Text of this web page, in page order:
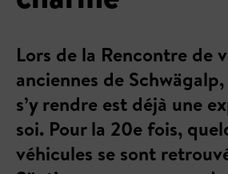
Lors de la Rencontre de
anciennes de
s’y rendre est déjà une
soi. Pour la 20e fois,
véhicules se sont